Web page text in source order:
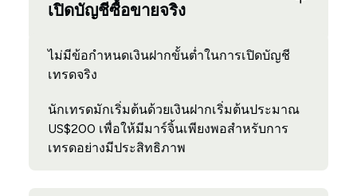
เปิดบัญชีซื้อขายจริง
ไม่มีข้อกำหนดเงินฝากขั้นต่ำในการเปิดบัญชี
เทรดจริง
นักเทรดมักเริ่มต้นด้วยเงินฝากเริ่มต้นประมาณ
US$200 เพื่อให้มีมาร์จิ้นเพียงพอสำหรับการ
เทรดอย่างมีประสิทธิภาพ